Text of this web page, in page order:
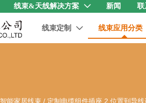
线束&天线解决方案  新闻 联
线束定制  线束应用分类
智能家居线束 / 定制电缆组件插座 2 位置到导